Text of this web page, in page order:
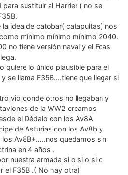
para sustituir al Harrier ( no se
la idea de catobar( catapultas) nos
mínimo mínimo mínimo 2040.
no tiene versión naval y el Fcas
quiere lo único plausible para el
y se llama F35B….tiene que llegar si
vio donde otros no llegaban y
de la WW2 creamos
el Dédalo con los Av8A
de Asturias con los Av8b y
Av8B+…..nos quedamos sin
en 4 años .
nuestra armada si o si o si o
el F35B .( No hay otra)